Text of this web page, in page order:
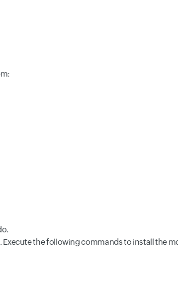
Execute the following commands to install the